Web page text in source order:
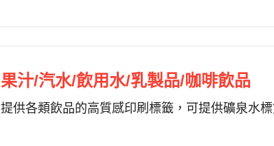
果汁/汽水/飲用水/乳製品/咖啡飲品
提供各類飲品的高質感印刷標籤，可提供礦泉水